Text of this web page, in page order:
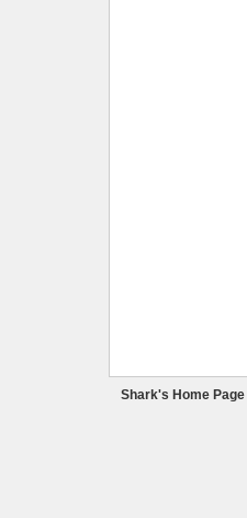
Shark's Home Page